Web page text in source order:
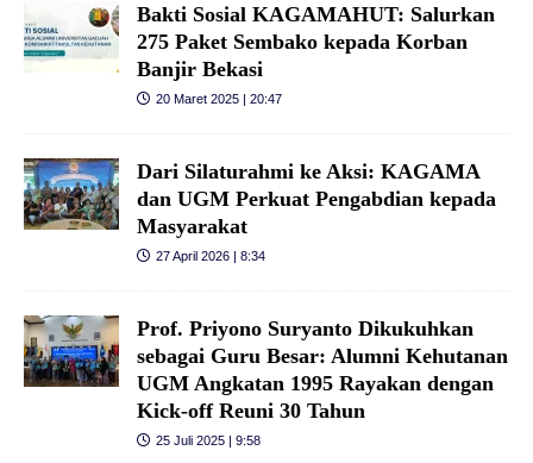
Bakti Sosial KAGAMAHUT: Salurkan
275 Paket Sembako kepada Korban
Banjir Bekasi
20 Maret 2025 | 20:47
Dari Silaturahmi ke Aksi: KAGAMA
dan UGM Perkuat Pengabdian kepada
Masyarakat
27 April 2026 | 8:34
Prof. Priyono Suryanto Dikukuhkan
sebagai Guru Besar: Alumni Kehutanan
UGM Angkatan 1995 Rayakan dengan
Kick-off Reuni 30 Tahun
25 Juli 2025 | 9:58